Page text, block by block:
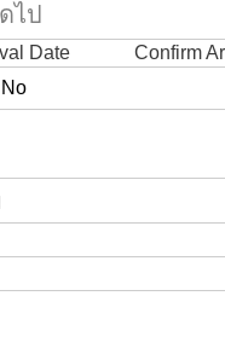
ไป
Date
Confirm
No